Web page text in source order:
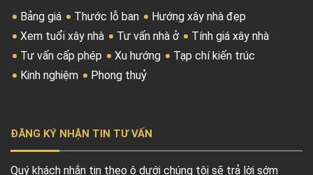
Bảng giá Thước lỗ ban
Hướng xây nhà đẹp
Xem tuổi xây nhà
Tư vấn nhà ở
Tính giá xây nhà
Tư vấn cấp phép
Xu hướng
Tạp chí kiến trúc
Kinh nghiệm
Phong thuỷ
ĐĂNG KÝ NHẬN TIN TƯ VẤN
Quý khách nhắn tin theo ô dưới chúng tôi sẽ trả lời sớm